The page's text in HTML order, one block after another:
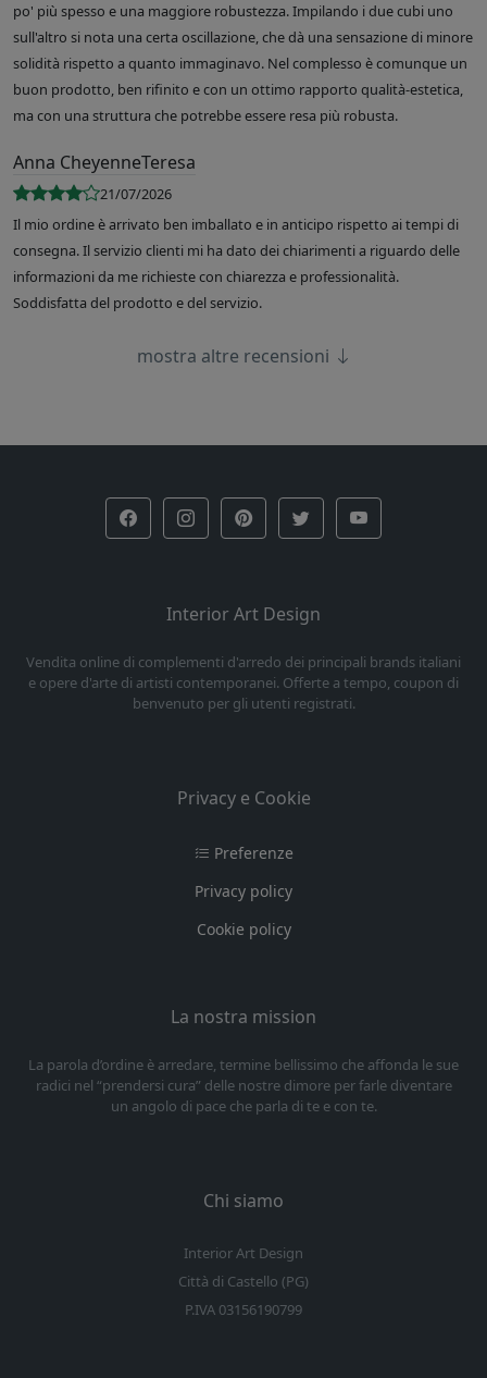
po' più spesso e una maggiore robustezza. Impilando i due cubi uno
sull'altro si nota una certa oscillazione, che dà una sensazione di minore
solidità rispetto a quanto immaginavo. Nel complesso è comunque un
buon prodotto, ben rifinito e con un ottimo rapporto qualità-estetica,
ma con una struttura che potrebbe essere resa più robusta.
Anna CheyenneTeresa
21/07/2026
Il mio ordine è arrivato ben imballato e in anticipo rispetto ai tempi di
consegna. Il servizio clienti mi ha dato dei chiarimenti a riguardo delle
informazioni da me richieste con chiarezza e professionalità.
Soddisfatta del prodotto e del servizio.
mostra altre recensioni
Interior Art Design
Vendita online di complementi d'arredo dei principali brands italiani
e opere d'arte di artisti contemporanei. Offerte a tempo, coupon di
benvenuto per gli utenti registrati.
Privacy e Cookie
Preferenze
Privacy policy
Cookie policy
La nostra mission
La parola d’ordine è arredare, termine bellissimo che affonda le sue
radici nel “prendersi cura” delle nostre dimore per farle diventare
un angolo di pace che parla di te e con te.
Chi siamo
Interior Art Design
Città di Castello (PG)
P.IVA 03156190799